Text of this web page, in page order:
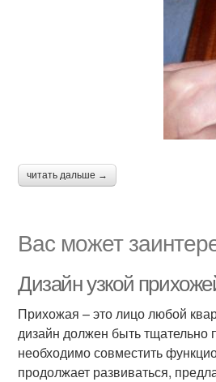
читать дальше →
Вас может
Дизайн узкой
Прихожая – это лицо любой
дизайн должен быть тщательно
необходимо совместить
продолжает развиваться,